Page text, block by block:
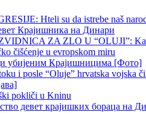
Hteli su da istrebe naš
Крајишника на Динари
ZA ZLO U “OLUJI”:
čišćenje u evropskom miru
убијеним Крајишницима [Фото]
i posle “Oluje” hrvatska vojska
pokliči u Kninu
девет крајишких бораца на